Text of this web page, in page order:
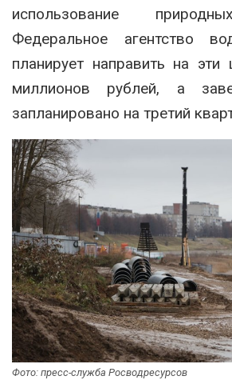
использование
Федеральное агентство
планирует направить на
миллионов рублей, а
запланировано на третий
Фото: пресс-служба Росводресурсов